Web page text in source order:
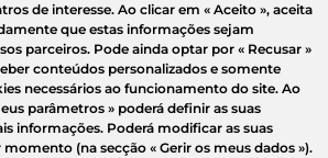
de interesse. Ao clicar em « Aceito », aceita
que estas informações sejam
parceiros. Pode ainda optar por « Recusar »
conteúdos personalizados e somente
necessários ao funcionamento do site. Ao
parâmetros » poderá definir as suas
informações. Poderá modificar as suas
(na secção « Gerir os meus dados »).